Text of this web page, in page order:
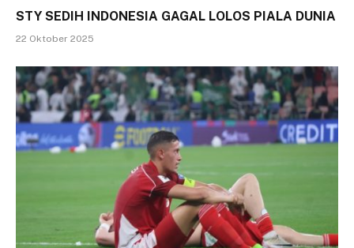
STY SEDIH INDONESIA GAGAL LOLOS PIALA DUNIA
22 Oktober 2025